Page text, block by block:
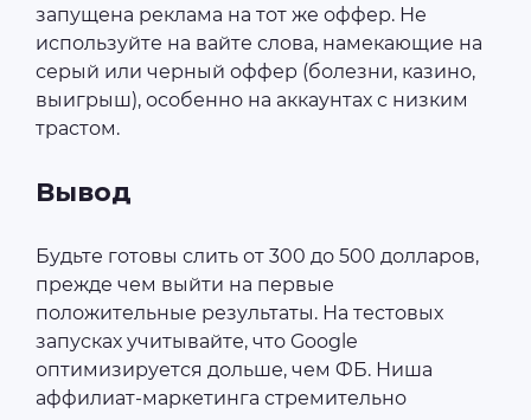
запущена реклама на тот же оффер. Не
используйте на вайте слова, намекающие на
серый или черный оффер (болезни, казино,
выигрыш), особенно на аккаунтах с низким
трастом.
Вывод
Будьте готовы слить от 300 до 500 долларов,
прежде чем выйти на первые
положительные результаты. На тестовых
запусках учитывайте, что Google
оптимизируется дольше, чем ФБ. Ниша
аффилиат-маркетинга стремительно